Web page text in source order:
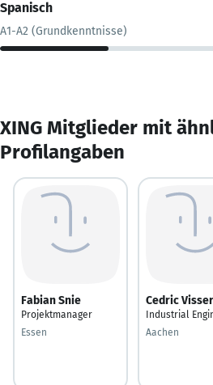
Spanisch
A1-A2 (Grundkenntnisse)
XING Mitglieder mit
Profilangaben
Fabian Snie
Projektmanager
Essen
Cedric
Industrial
Aachen